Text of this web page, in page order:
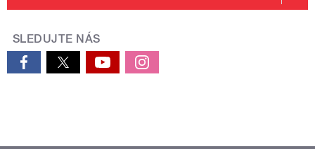
SLEDUJTE NÁS